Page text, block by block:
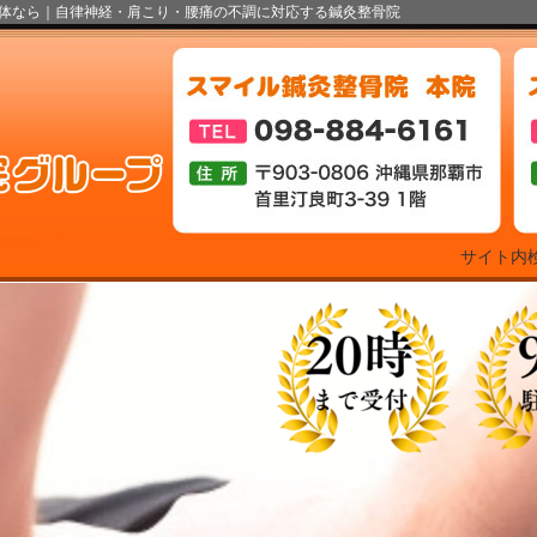
なら｜自律神経・肩こり・腰痛の不調に対応する鍼灸整骨院
サイト内